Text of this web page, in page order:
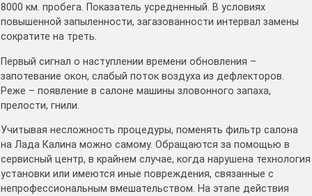
8000 км. пробега. Показатель усредненный. В условиях
повышенной запыленности, загазованности интервал замены
сократите на треть.
Первый сигнал о наступлении времени обновления –
запотевание окон, слабый поток воздуха из дефлекторов.
Реже – появление в салоне машины зловонного запаха,
прелости, гнили.
Учитывая несложность процедуры, поменять фильтр салона
на Лада Калина можно самому. Обращаются за помощью в
сервисный центр, в крайнем случае, когда нарушена технология
установки или имеются иные повреждения, связанные с
непрофессиональным вмешательством. На этапе действия